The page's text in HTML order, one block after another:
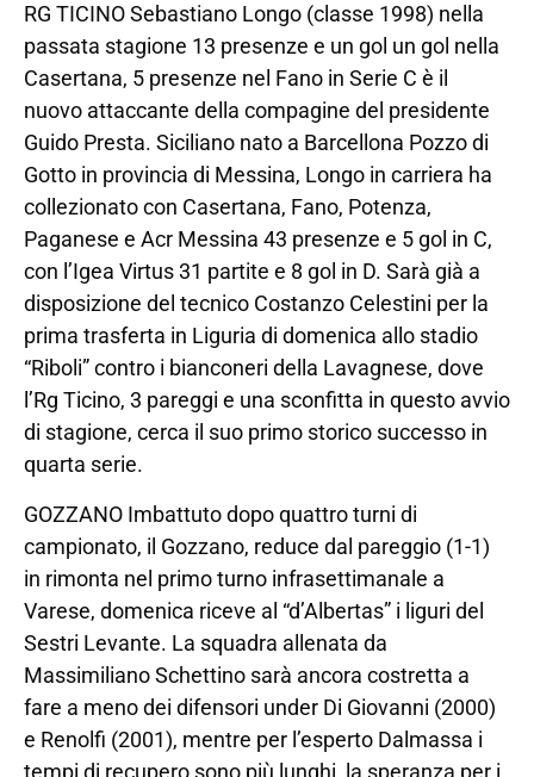
RG TICINO Sebastiano Longo (classe 1998) nella
passata stagione 13 presenze e un gol un gol nella
Casertana, 5 presenze nel Fano in Serie C è il
nuovo attaccante della compagine del presidente
Guido Presta. Siciliano nato a Barcellona Pozzo di
Gotto in provincia di Messina, Longo in carriera ha
collezionato con Casertana, Fano, Potenza,
Paganese e Acr Messina 43 presenze e 5 gol in C,
con l’Igea Virtus 31 partite e 8 gol in D. Sarà già a
disposizione del tecnico Costanzo Celestini per la
prima trasferta in Liguria di domenica allo stadio
“Riboli” contro i bianconeri della Lavagnese, dove
l’Rg Ticino, 3 pareggi e una sconfitta in questo avvio
di stagione, cerca il suo primo storico successo in
quarta serie.
GOZZANO Imbattuto dopo quattro turni di
campionato, il Gozzano, reduce dal pareggio (1-1)
in rimonta nel primo turno infrasettimanale a
Varese, domenica riceve al “d’Albertas” i liguri del
Sestri Levante. La squadra allenata da
Massimiliano Schettino sarà ancora costretta a
fare a meno dei difensori under Di Giovanni (2000)
e Renolfi (2001), mentre per l’esperto Dalmassa i
tempi di recupero sono più lunghi, la speranza per i